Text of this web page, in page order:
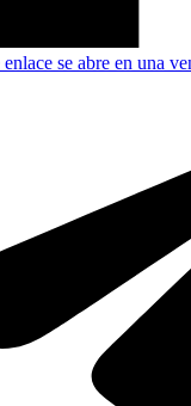
enlace se abre en una